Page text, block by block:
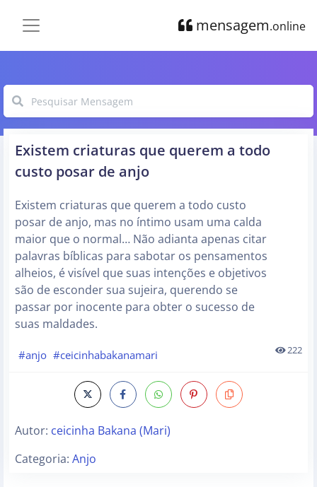
mensagem.online
Existem criaturas que querem a todo
custo posar de anjo
Existem criaturas que querem a todo custo
posar de anjo, mas no íntimo usam uma calda
maior que o normal… Não adianta apenas citar
palavras bíblicas para sabotar os pensamentos
alheios, é visível que suas intenções e objetivos
são de esconder sua sujeira, querendo se
passar por inocente para obter o sucesso de
suas maldades.
#anjo #ceicinhabakanamari 222
Autor: ceicinha Bakana (Mari)
Categoria: Anjo